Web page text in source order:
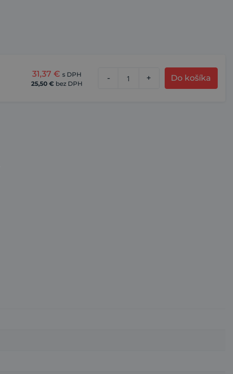
31,37 € s DPH
25,50 € bez DPH
- + Do košíka